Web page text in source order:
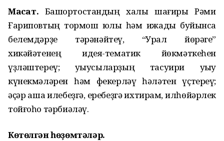
Масат. Башҡортостандың халыҡ шағиры Рәми
Ғариповтың тормош юлы һәм ижады буйынса
белемдәрҙе тәрәнәйтеү, “Урал йөрәге”
хикәйәтенең идея-тематик йөкмәткеһен
үҙләштереү; уҡыусыларҙың тасуири уҡыу
күнекмәләрен һәм фекерләү һәләтен үҫтереү;
әҫәр аша илебеҙгә, еребеҙгә ихтирам, илһөйәрлек
тойғоһо тәрбиәләү.
Көтөлгәнһөҙөмтәләр.